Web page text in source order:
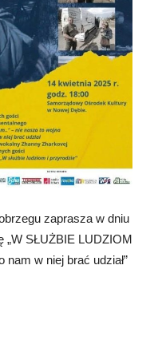
zaprasza w dniu
„W SŁUŻBIE LUDZIOM
nam w niej brać udział”